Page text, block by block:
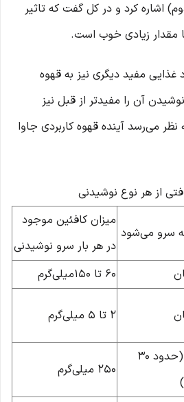
اشاره کرد و در کل گفت که تاثیر
مقدار زیادی خوب است.
غذایی مفید دیگری نیز به قهوه
آن را مفیدتر از قبل نیز
می‌رسد آینده قهوه کاربردی جاوا
از هر نوع نوشیدنی
سرو می‌شود
میزان کافئین موجود
در هر بار سرو نوشیدنی
60 تا 150میلی‌گرم
2 تا 5 میلی‌گرم
8 اونس (حدود 30
250 میلی‌گرم